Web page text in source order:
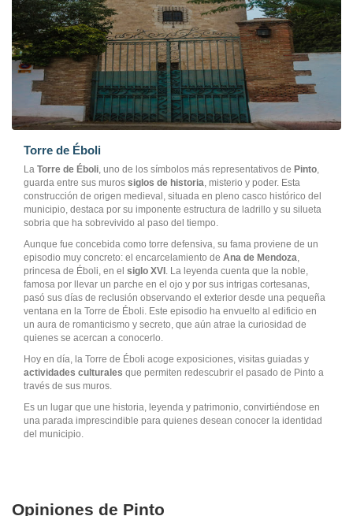
Torre de Éboli
La Torre de Éboli, uno de los símbolos más representativos de Pinto,
guarda entre sus muros siglos de historia, misterio y poder. Esta
construcción de origen medieval, situada en pleno casco histórico del
municipio, destaca por su imponente estructura de ladrillo y su silueta
sobria que ha sobrevivido al paso del tiempo.
Aunque fue concebida como torre defensiva, su fama proviene de un
episodio muy concreto: el encarcelamiento de Ana de Mendoza,
princesa de Éboli, en el siglo XVI . La leyenda cuenta que la noble,
famosa por llevar un parche en el ojo y por sus intrigas cortesanas,
pasó sus días de reclusión observando el exterior desde una pequeña
ventana en la Torre de Éboli. Este episodio ha envuelto al edificio en
un aura de romanticismo y secreto, que aún atrae la curiosidad de
quienes se acercan a conocerlo.
Hoy en día, la Torre de Éboli acoge exposiciones, visitas guiadas y
actividades culturales que permiten redescubrir el pasado de Pinto a
través de sus muros.
Es un lugar que une historia, leyenda y patrimonio, convirtiéndose en
una parada imprescindible para quienes desean conocer la identidad
del municipio.
Opiniones de Pinto